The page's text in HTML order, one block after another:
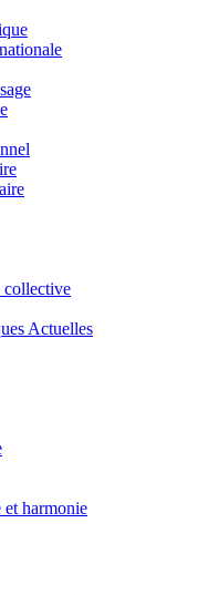
collective
Actuelles
et harmonie